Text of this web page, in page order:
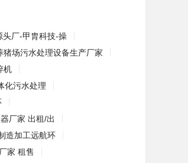
头厂-甲胄科技-操
猪场污水处理设备生产厂家
机
化污水处理
厂家 出租/出
造加工远航环
家 租售